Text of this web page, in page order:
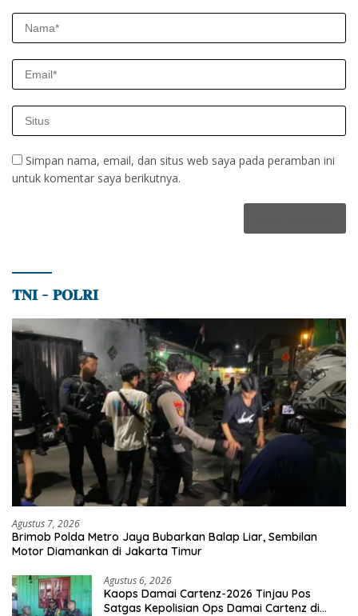
Simpan nama, email, dan situs web saya pada peramban ini
untuk komentar saya berikutnya.
𝐓𝐍𝐈 – 𝐏𝐎𝐋𝐑𝐈
Agustus 7, 2026
Brimob Polda Metro Jaya Bubarkan Balap Liar, Sembilan
Motor Diamankan di Jakarta Timur
Agustus 6, 2026
Kaops Damai Cartenz-2026 Tinjau Pos
Satgas Kepolisian Ops Damai Cartenz di